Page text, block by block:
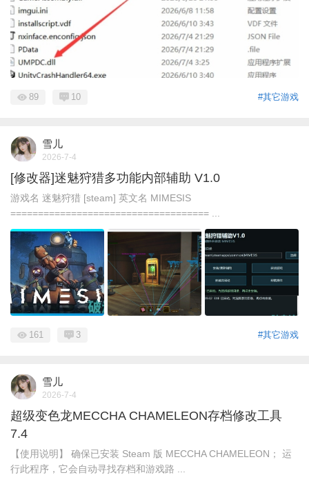
#其它游戏
89 10
雪儿
2026-7-4
[修改器]迷魅狩猎多功能内部辅助 V1.0
游戏名 迷魅狩猎 [steam] 英文名 MIMESIS
==================================== ...
#其它游戏
161 3
雪儿
2026-7-4
超级变色龙MECCHA CHAMELEON存档修改工具
7.4
【使用说明】 确保已安装 Steam 版 MECCHA CHAMELEON； 运
行此程序，它会自动寻找存档和游戏路 ...